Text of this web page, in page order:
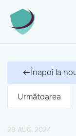
Înapoi la
Următoarea
29 AUG. 2024